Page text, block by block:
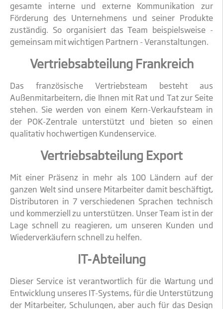
gesamte interne und externe Kommunikation zur
Förderung des Unternehmens und seiner Produkte
zuständig. So organisiert das Team beispielsweise -
gemeinsam mit wichtigen Partnern - Veranstaltungen.
Vertriebsabteilung Frankreich
Das französische Vertriebsteam besteht aus
Außenmitarbeitern, die Ihnen mit Rat und Tat zur Seite
stehen. Sie werden von einem Kern-Verkaufsteam in
der POK-Zentrale unterstützt und bieten so einen
qualitativ hochwertigen Kundenservice.
Vertriebsabteilung Export
Mit einer Präsenz in mehr als 100 Ländern auf der
ganzen Welt sind unsere Mitarbeiter damit beschäftigt,
Distributoren in 7 verschiedenen Sprachen technisch
und kommerziell zu unterstützen. Unser Team ist in der
Lage schnell zu reagieren, um unseren Kunden und
Wiederverkäufern schnell zu helfen.
IT-Abteilung
Dieser Service ist verantwortlich für die Wartung und
Entwicklung unseres IT-Systems, für die Unterstützung
der Mitarbeiter, Schulungen, aber auch für das Design